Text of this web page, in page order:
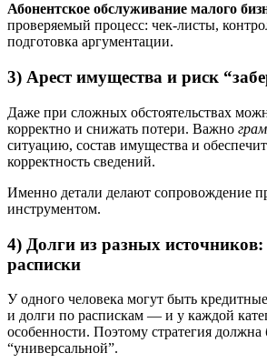
Абонентское обслуживание малого
проверяемый процесс: чек‑листы,
подготовка аргументации.
3) Арест имущества и риск
Даже при сложных обстоятельствах
корректно и снижать потери. Важно
ситуацию, состав имущества и
корректность сведений.
Именно детали делают сопровождение
инструментом.
4) Долги из разных
расписки
У одного человека могут быть
и долги по распискам — и у каждой
особенности. Поэтому стратегия
“универсальной”.